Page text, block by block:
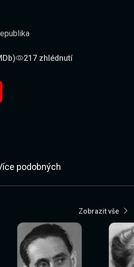
217 zhlédnutí
podobných
Zobrazit vše